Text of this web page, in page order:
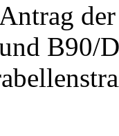
B90/